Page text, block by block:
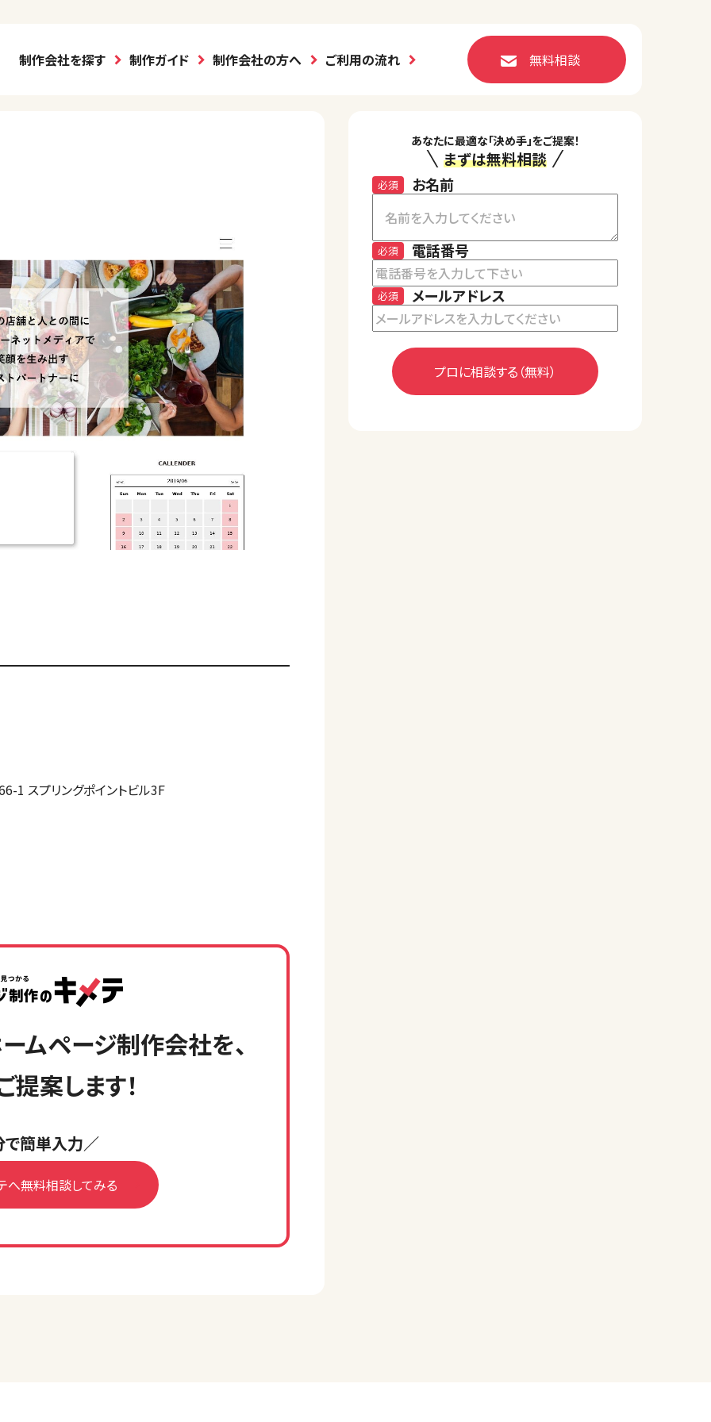
制作会社を探す 制作ガイド 制作会社の方へ ご利用の流れ 無料相談
1 スプリングポイントビル3F
ムページ制作会社を、
提案します！
簡単入力／
へ無料相談してみる
あなたに最適な「決め手」をご提案！
まずは無料相談
お名前
必須
電話番号
必須
メールアドレス
必須